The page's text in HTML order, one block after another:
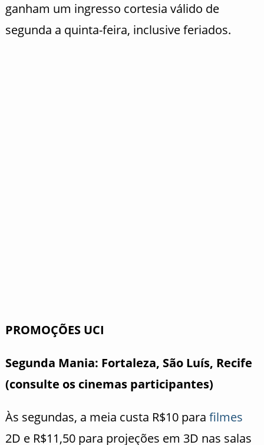
ganham um ingresso cortesia válido de
segunda a quinta-feira, inclusive feriados.
PROMOÇÕES UCI
Segunda Mania: Fortaleza, São Luís, Recife
(consulte os cinemas participantes)
Às segundas, a meia custa R$10 para filmes
2D e R$11,50 para projeções em 3D nas salas